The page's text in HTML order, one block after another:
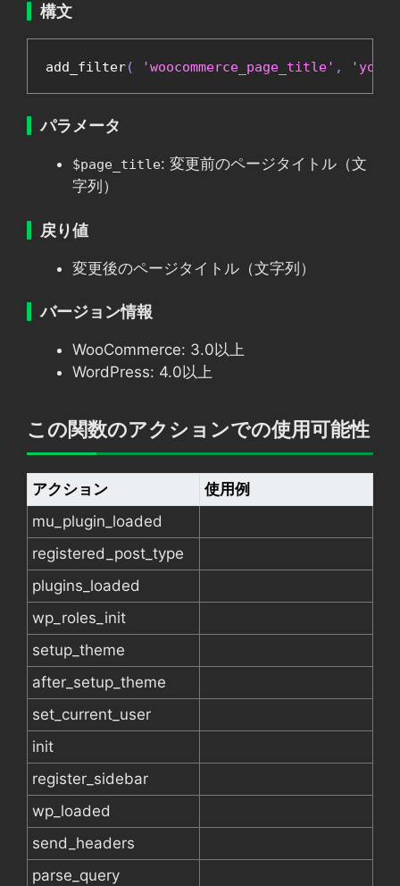
構文
add_filter( 'woocommerce_page_title' ,
パラメータ
$page_title: 変更前のページタイトル（文
字列）
戻り値
変更後のページタイトル（文字列）
バージョン情報
WooCommerce: 3.0以上
WordPress: 4.0以上
この関数のアクションでの使用可能性
アクション
使用例
mu_plugin_loaded
registered_post_type
plugins_loaded
wp_roles_init
setup_theme
after_setup_theme
set_current_user
init
register_sidebar
wp_loaded
send_headers
parse_query